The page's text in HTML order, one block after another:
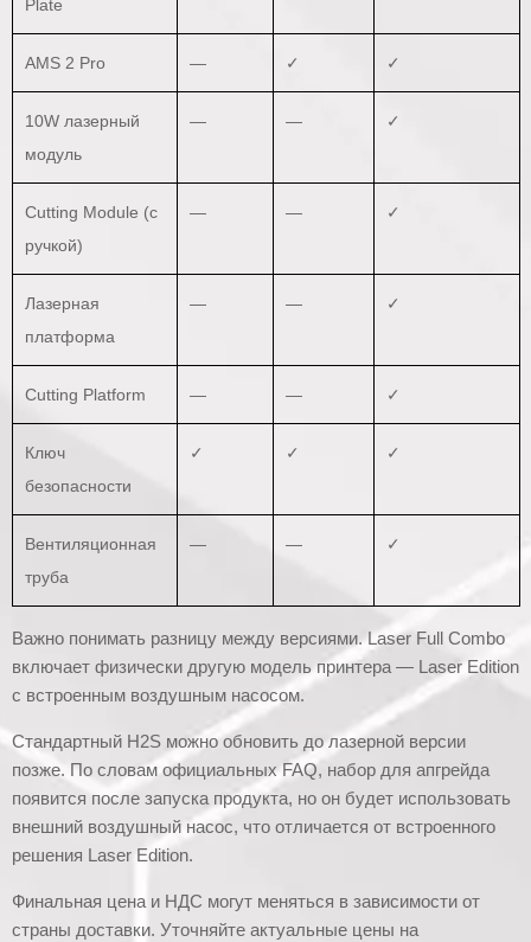
Plate
AMS 2 Pro — ✓ ✓
10W лазерный
модуль
— — ✓
Cutting Module (с
ручкой)
— — ✓
Лазерная
платформа
— — ✓
Cutting Platform — — ✓
Ключ
безопасности
✓ ✓ ✓
Вентиляционная
труба
— — ✓
Важно понимать разницу между версиями. Laser Full Combo
включает физически другую модель принтера — Laser Edition
с встроенным воздушным насосом.
Стандартный H2S можно обновить до лазерной версии
позже. По словам официальных FAQ, набор для апгрейда
появится после запуска продукта, но он будет использовать
внешний воздушный насос, что отличается от встроенного
решения Laser Edition.
Финальная цена и НДС могут меняться в зависимости от
страны доставки. Уточняйте актуальные цены на